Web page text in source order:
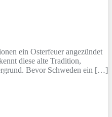
ein Osterfeuer angezündet
diese alte Tradition,
Bevor Schweden ein […]